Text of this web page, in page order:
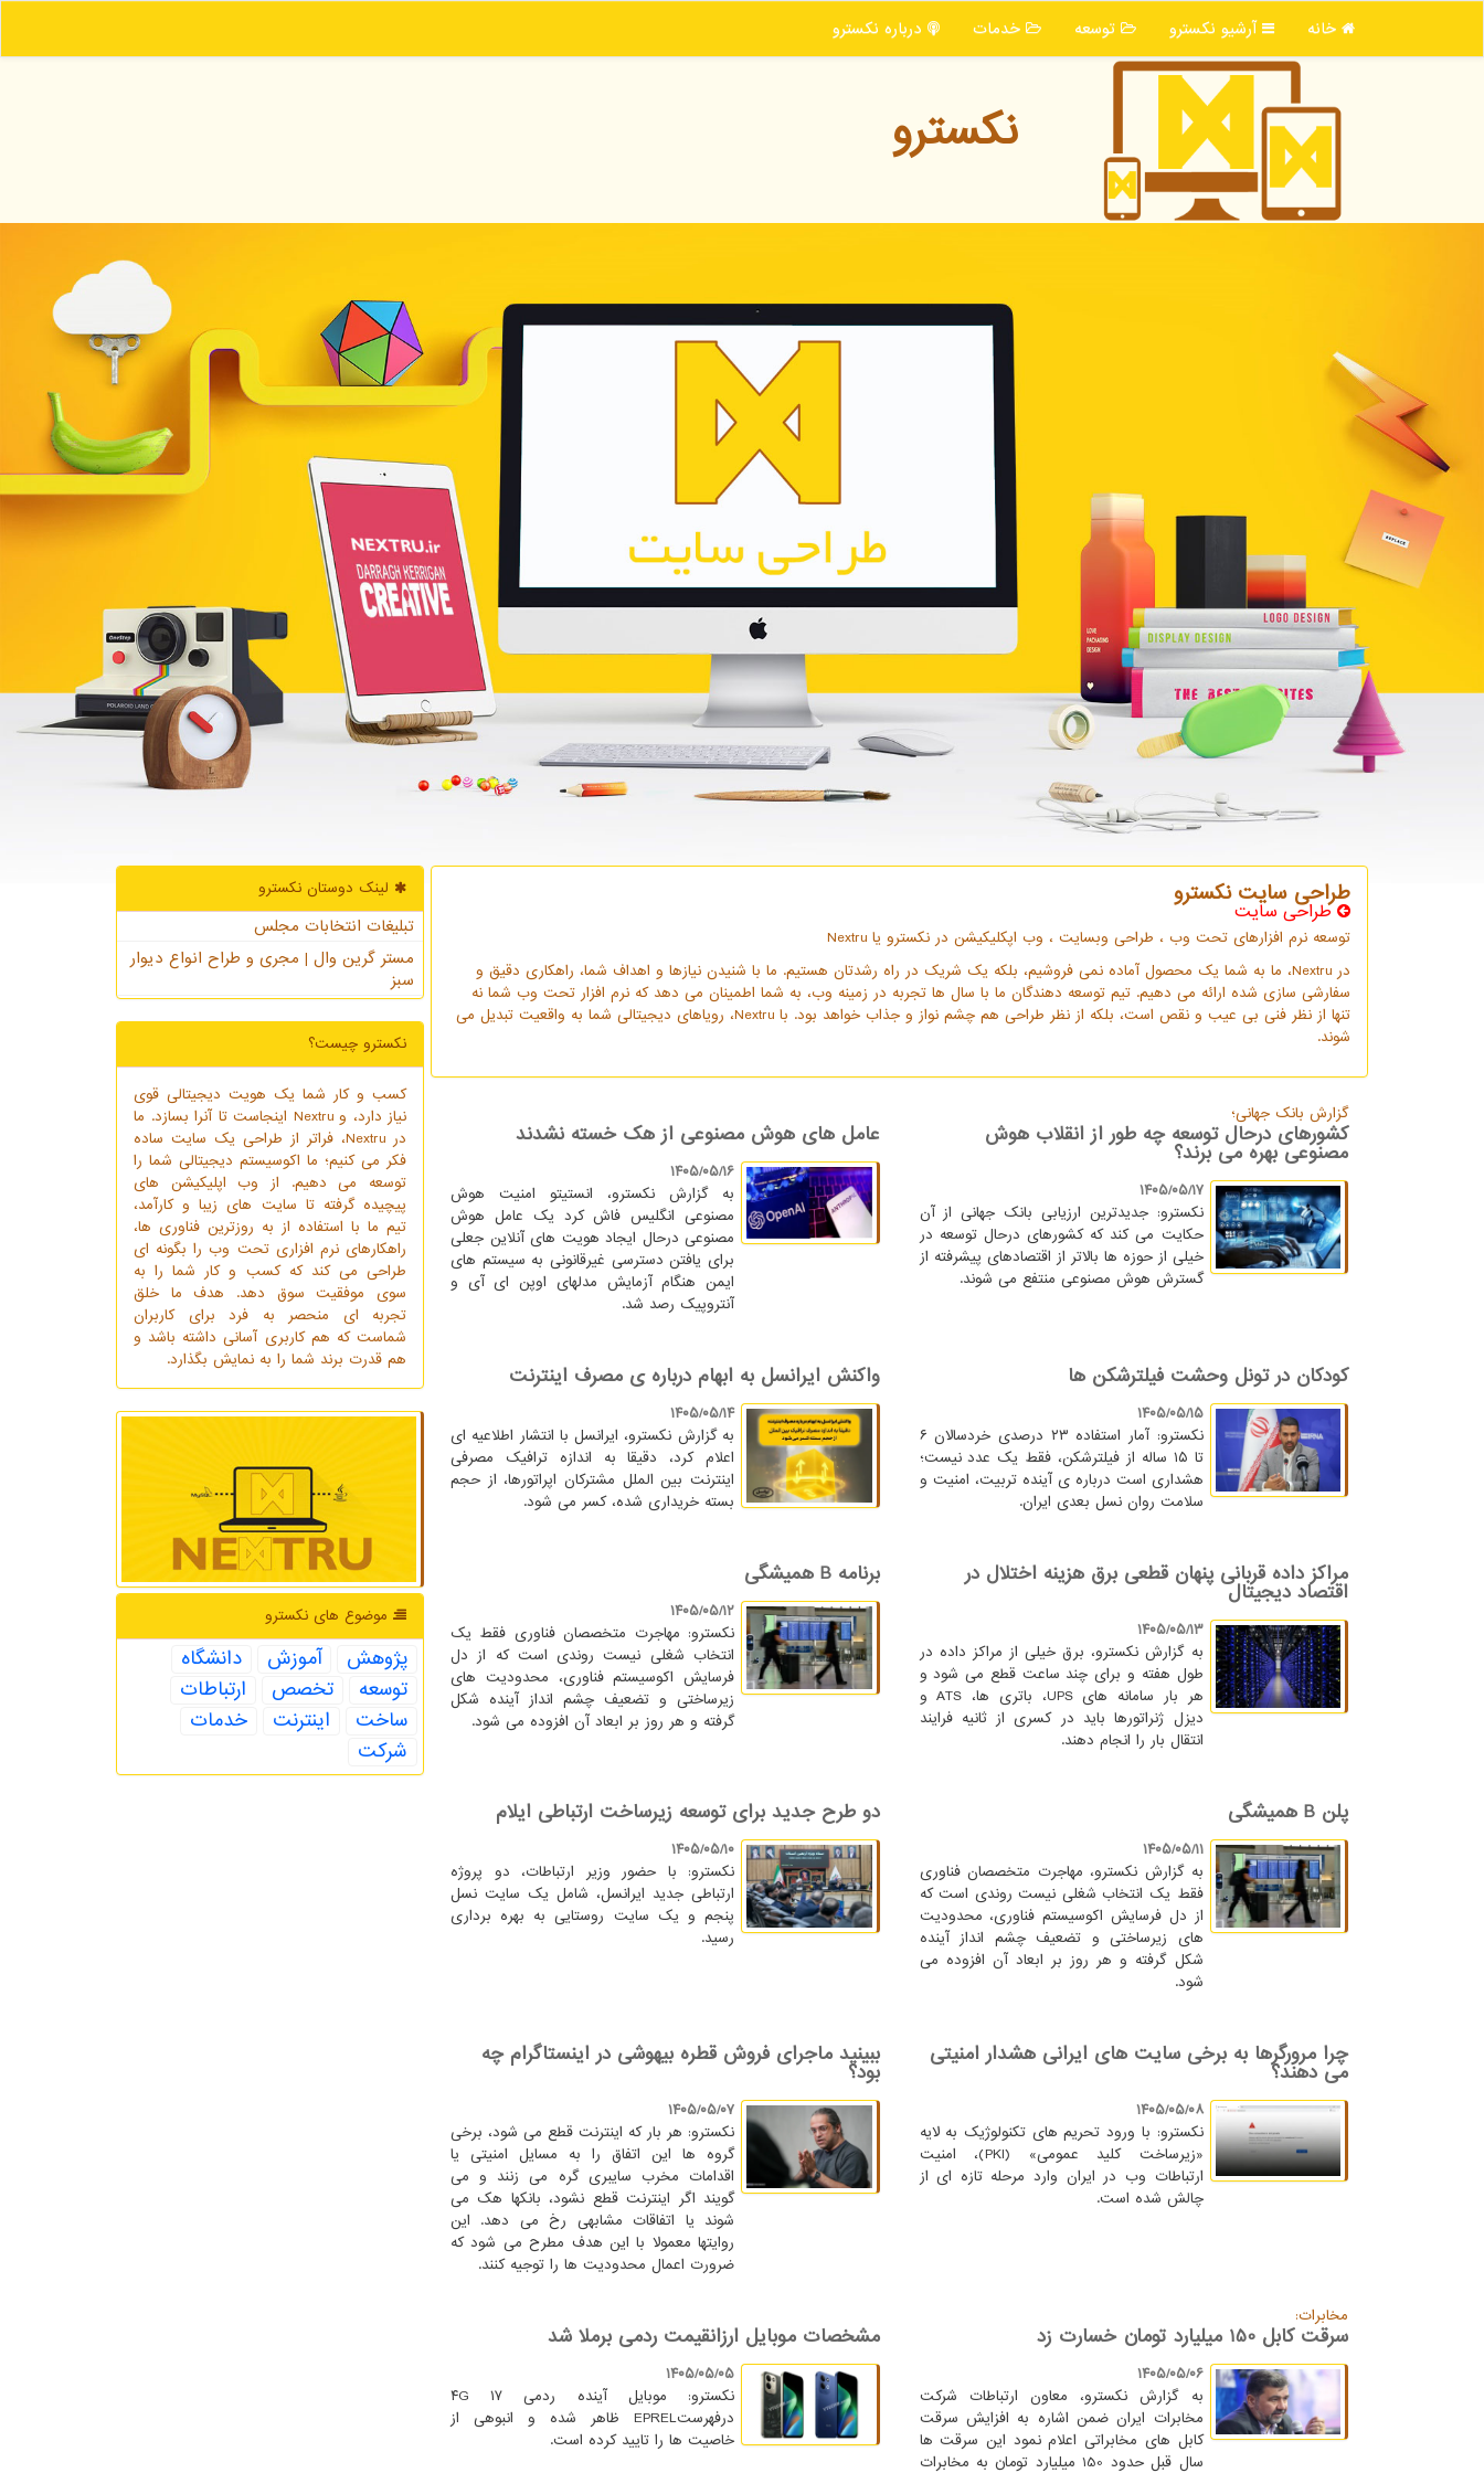
خانه آرشیو نكسترو توسعه خدمات درباره نكسترو
نكسترو
طراحی سایت نکسترو
طراحی سایت
توسعه نرم افزارهای تحت وب ، طراحی وبسایت ، وب اپكلیكیشن در نكسترو یا Nextru
در Nextru، ما به شما یک محصول آماده نمی فروشیم، بلکه یک شریک در راه رشدتان هستیم. ما با شنیدن نیازها و اهداف شما، راهکاری دقیق و
سفارشی سازی شده ارائه می دهیم. تیم توسعه دهندگان ما با سال ها تجربه در زمینه وب، به شما اطمینان می دهد که نرم افزار تحت وب شما نه
تنها از نظر فنی بی عیب و نقص است، بلکه از نظر طراحی هم چشم نواز و جذاب خواهد بود. با Nextru، رویاهای دیجیتالی شما به واقعیت تبدیل می
شوند.
گزارش بانك جهانی؛
کشورهای درحال توسعه چه طور از انقلاب هوش
مصنوعی بهره می برند؟
۱۴۰۵/۰۵/۱۷
نکسترو: جدیدترین ارزیابی بانک جهانی از آن
حکایت می کند که کشورهای درحال توسعه در
خیلی از حوزه ها بالاتر از اقتصادهای پیشرفته از
گسترش هوش مصنوعی منتفع می شوند.
عامل های هوش مصنوعی از هک خسته نشدند
۱۴۰۵/۰۵/۱۶
به گزارش نکسترو، انستیتو امنیت هوش
مصنوعی انگلیس فاش کرد یک عامل هوش
مصنوعی درحال ایجاد هویت های آنلاین جعلی
برای یافتن دسترسی غیرقانونی به سیستم های
ایمن هنگام آزمایش مدلهای اوپن ای آی و
آنتروپیک رصد شد.
کودکان در تونل وحشت فیلترشکن ها
۱۴۰۵/۰۵/۱۵
نکسترو: آمار استفاده ۲۳ درصدی خردسالان ۶
تا ۱۵ ساله از فیلترشکن، فقط یک عدد نیست؛
هشداری است درباره ی آینده تربیت، امنیت و
سلامت روان نسل بعدی ایران.
واکنش ایرانسل به ابهام درباره ی مصرف اینترنت
۱۴۰۵/۰۵/۱۴
به گزارش نکسترو، ایرانسل با انتشار اطلاعیه ای
اعلام کرد، دقیقا به اندازه ترافیک مصرفی
اینترنت بین الملل مشترکان اپراتورها، از حجم
بسته خریداری شده، کسر می شود.
مراکز داده قربانی پنهان قطعی برق هزینه اختلال در
اقتصاد دیجیتال
۱۴۰۵/۰۵/۱۳
به گزارش نکسترو، برق خیلی از مراکز داده در
طول هفته و برای چند ساعت قطع می شود و
هر بار سامانه های UPS، باتری ها، ATS و
دیزل ژنراتورها باید در کسری از ثانیه فرایند
انتقال بار را انجام دهند.
برنامه B همیشگی
۱۴۰۵/۰۵/۱۲
نکسترو: مهاجرت متخصصان فناوری فقط یک
انتخاب شغلی نیست روندی است که از دل
فرسایش اکوسیستم فناوری، محدودیت های
زیرساختی و تضعیف چشم انداز آینده شکل
گرفته و هر روز بر ابعاد آن افزوده می شود.
پلن B همیشگی
۱۴۰۵/۰۵/۱۱
به گزارش نکسترو، مهاجرت متخصصان فناوری
فقط یک انتخاب شغلی نیست روندی است که
از دل فرسایش اکوسیستم فناوری، محدودیت
های زیرساختی و تضعیف چشم انداز آینده
شکل گرفته و هر روز بر ابعاد آن افزوده می
شود.
دو طرح جدید برای توسعه زیرساخت ارتباطی ایلام
۱۴۰۵/۰۵/۱۰
نکسترو: با حضور وزیر ارتباطات، دو پروژه
ارتباطی جدید ایرانسل، شامل یک سایت نسل
پنجم و یک سایت روستایی به بهره برداری
رسید.
چرا مرورگرها به برخی سایت های ایرانی هشدار امنیتی
می دهند؟
۱۴۰۵/۰۵/۰۸
نکسترو: با ورود تحریم های تکنولوژیک به لایه
«زیرساخت کلید عمومی» (PKI)، امنیت
ارتباطات وب در ایران وارد مرحله تازه ای از
چالش شده است.
ببینید ماجرای فروش قطره بیهوشی در اینستاگرام چه
بود؟
۱۴۰۵/۰۵/۰۷
نکسترو: هر بار که اینترنت قطع می شود، برخی
گروه ها این اتفاق را به مسایل امنیتی یا
اقدامات مخرب سایبری گره می زنند و می
گویند اگر اینترنت قطع نشود، بانکها هک می
شوند یا اتفاقات مشابهی رخ می دهد. این
روایتها معمولا با این هدف مطرح می شود که
ضرورت اعمال محدودیت ها را توجیه کنند.
مخابرات:
سرقت کابل 150 میلیارد تومان خسارت زد
۱۴۰۵/۰۵/۰۶
به گزارش نکسترو، معاون ارتباطات شرکت
مخابرات ایران ضمن اشاره به افزایش سرقت
کابل های مخابراتی اعلام نمود این سرقت ها
سال قبل حدود 150 میلیارد تومان به مخابرات
مشخصات موبایل ارزانقیمت ردمی برملا شد
۱۴۰۵/۰۵/۰۵
نکسترو: موبایل آینده ردمی ۱۷ ۴G
درفهرستEPREL ظاهر شده و انبوهی از
خاصیت ها را تایید کرده است.
لینک دوستان نكسترو
تبلیغات انتخابات مجلس
مستر گرین وال | مجری و طراح انواع دیوار
سبز
نکسترو چیست؟
کسب و کار شما یک هویت دیجیتالی قوی
نیاز دارد، و Nextru اینجاست تا آنرا بسازد. ما
در Nextru، فراتر از طراحی یک سایت ساده
فکر می کنیم؛ ما اکوسیستم دیجیتالی شما را
توسعه می دهیم. از وب اپلیکیشن های
پیچیده گرفته تا سایت های زیبا و کارآمد،
تیم ما با استفاده از به روزترین فناوری ها،
راهکارهای نرم افزاری تحت وب را بگونه ای
طراحی می کند که کسب و کار شما را به
سوی موفقیت سوق دهد. هدف ما خلق
تجربه ای منحصر به فرد برای کاربران
شماست که هم کاربری آسانی داشته باشد و
هم قدرت برند شما را به نمایش بگذارد.
موضوع های نكسترو
پژوهش آموزش
دانشگاه
توسعه
تخصص
ارتباطات
ساخت
اینترنت
خدمات
شركت